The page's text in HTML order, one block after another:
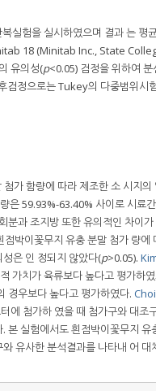
실험을 실시하였으며 결과 는 평
18 (Minitab Inc., State
유의성(p<0.05) 검정을 위하여 분
검정으로는 Tukey의 다중범위시
가 함량에 따라 제조한 소 시지의
은 59.93%-63.40% 사이로 시료
분과 조지방 또한 유의적인 차이
박이꽃무지 유충 분말 첨가 량에
은 인 정되지 않았다(p>0.05).
가치가 육류보다 높다고 평가하
경우보다 높다고 평가하였다.
에 첨가하 였을 때 첨가구와 대조
본 실험에서도 흰점박이꽃무지 유
유사한 분석결과를 나타내 어 대